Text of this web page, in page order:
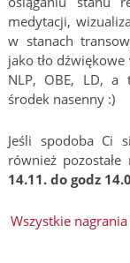
medytacji,
w stanach
jako tło
NLP, OBE, LD, a
środek nasenny :)
Jeśli spodoba Ci
również pozostałe
14.11. do godz
Wszystkie